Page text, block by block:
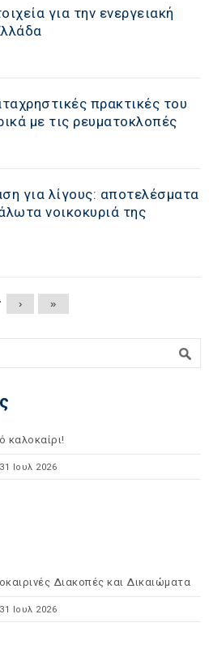
για την ενεργειακή
πρακτικές του
με τις ρευματοκλοπές
για λίγους: αποτελέσματα
νοικοκυριά της
› »
καλοκαίρι!
31 Ιουλ 2026
Διακοπές και Δικαιώματα
31 Ιουλ 2026